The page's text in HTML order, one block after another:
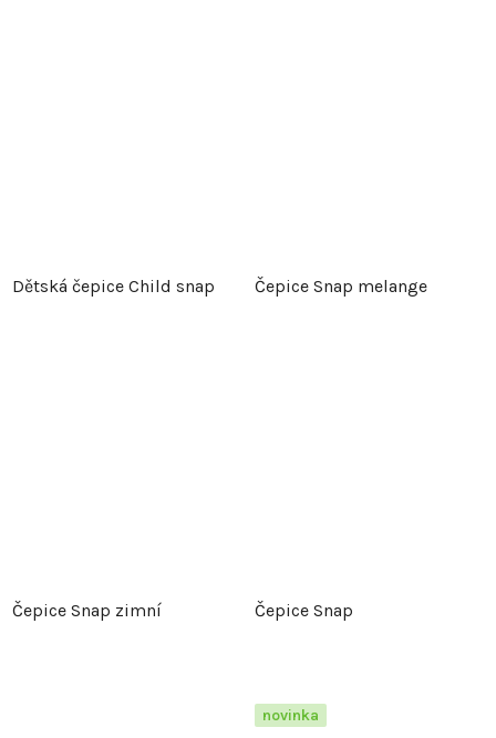
Dětská čepice Child snap Čepice Snap melange
Čepice Snap zimní Čepice Snap
novinka